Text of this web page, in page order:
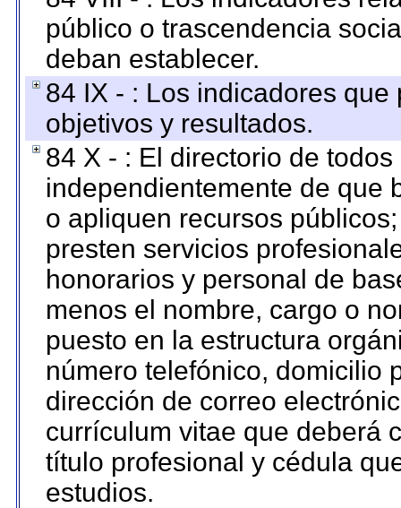
público o trascendencia
deban establecer.
84 IX - : Los indicadores
objetivos y resultados.
84 X - : El directorio de
independientemente de que
o apliquen recursos
presten servicios
honorarios y personal de
menos el nombre, cargo o
puesto en la estructura
número telefónico, domicilio
dirección de correo
currículum vitae que deberá
título profesional y cédula
estudios.